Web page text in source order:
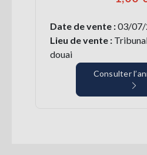
Date de vente :03/07/
Lieu de vente :
douai
Consulter